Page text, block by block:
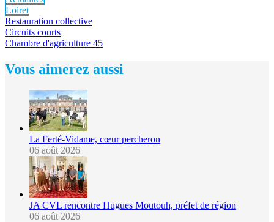
Loiret
Restauration collective
Circuits courts
Chambre d'agriculture 45
Vous aimerez aussi
La Ferté-Vidame, cœur percheron
06 août 2026
JA CVL rencontre Hugues Moutouh, préfet de région
06 août 2026